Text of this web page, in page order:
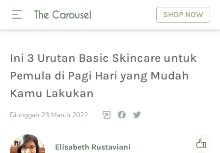
SHOP NOW
Ini 3 Urutan Basic Skincare untuk
Pemula di Pagi Hari yang Mudah
Kamu Lakukan
Diunggah 23 March 2022
Elisabeth Rustaviani